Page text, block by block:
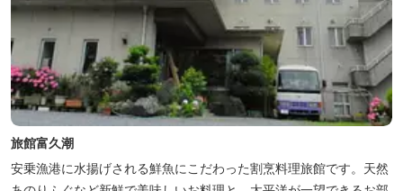
旅館富久潮
安乗漁港に水揚げされる鮮魚にこだわった割烹料理旅館です。天然